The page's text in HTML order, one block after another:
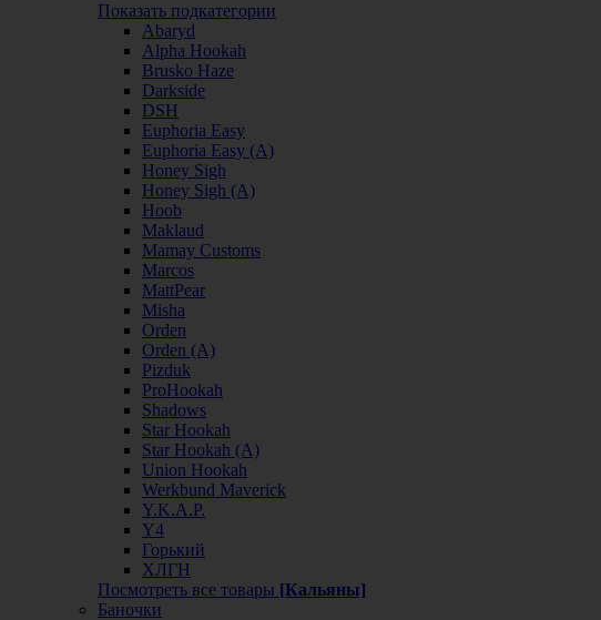
Показать подкатегории
Abaryd
Alpha Hookah
Brusko Haze
Darkside
DSH
Euphoria Easy
Euphoria Easy (А)
Honey Sigh
Honey Sigh (А)
Hoob
Maklaud
Mamay Customs
Marcos
MattPear
Misha
Orden
Orden (А)
Pizduk
ProHookah
Shadows
Star Hookah
Star Hookah (А)
Union Hookah
Werkbund Maverick
Y.K.A.P.
Y4
Горький
ХЛГН
Посмотреть все товары [Кальяны]
Баночки